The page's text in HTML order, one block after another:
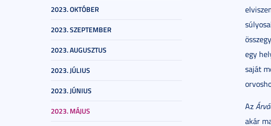
2023. OKTÓBER
2023. SZEPTEMBER
2023. AUGUSZTUS
2023. JÚLIUS
2023. JÚNIUS
2023. MÁJUS
egy
saját
Az
akár